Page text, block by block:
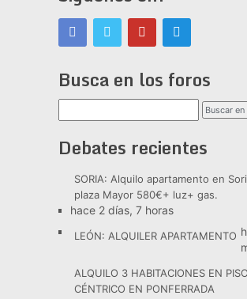
Busca en los foros
Debates recientes
SORIA: Alquilo apartamento en
plaza Mayor 580€+ luz+ gas.
hace 2 días, 7 horas
LEÓN: ALQUILER APARTAMENTO
ALQUILO 3 HABITACIONES EN PISO
CÉNTRICO EN PONFERRADA